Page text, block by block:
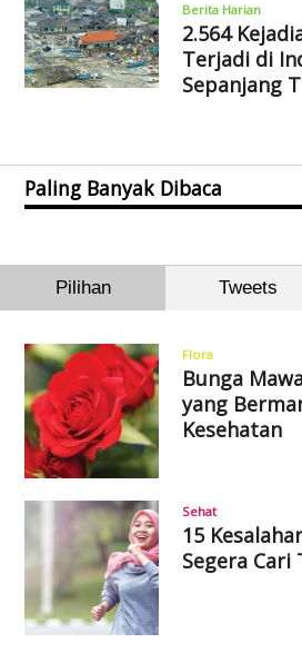
Berita Harian
2.564
Terjadi di
Sepanjang
Paling Banyak Dibaca
Pilihan Tweets
Flora
Bunga
yang
Kesehatan
Sehat
15
Segera Cari